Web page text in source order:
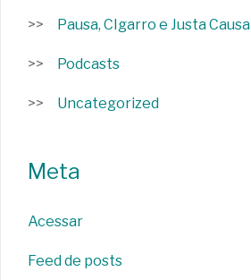
Pausa, CIgarro e Justa Causa
Podcasts
Uncategorized
Meta
Acessar
Feed de posts